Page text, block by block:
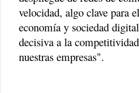
velocidad, algo clave para
economía y sociedad
decisiva a la
nuestras empresas".